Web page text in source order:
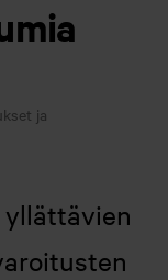
ja